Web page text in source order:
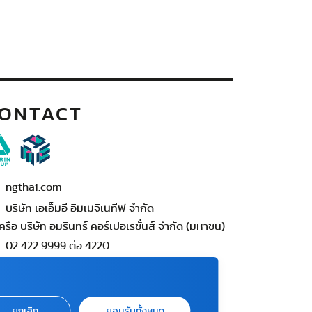
ngthai.com
บริษัท เอเอ็มอี อิมเมจิเนทีฟ จำกัด
ครือ บริษัท อมรินทร์ คอร์เปอเรชั่นส์ จำกัด (มหาชน)
02 422 9999 ต่อ 4220
ร์ - ศุกร์ เวลา 09.00 - 18.00 น)